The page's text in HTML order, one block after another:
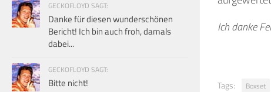
Ich danke
Tags: Boxset
GECKOFLOYD SAGT:
Danke für diesen wunderschönen
Bericht! Ich bin auch froh, damals
dabei...
GECKOFLOYD SAGT:
Bitte nicht!